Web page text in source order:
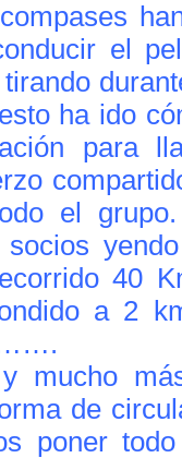
el
ha ido
para
el
40
a 2
mucho
de
poner